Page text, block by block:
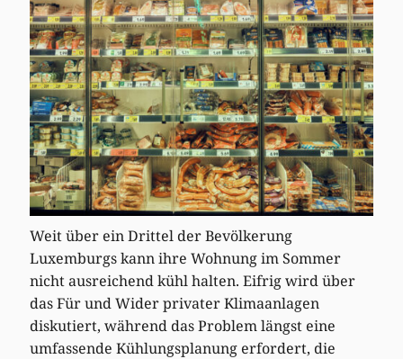
Weit über ein Drittel der Bevölkerung
Luxemburgs kann ihre Wohnung im Sommer
nicht ausreichend kühl halten. Eifrig wird über
das Für und Wider privater Klimaanlagen
diskutiert, während das Problem längst eine
umfassende Kühlungsplanung erfordert, die